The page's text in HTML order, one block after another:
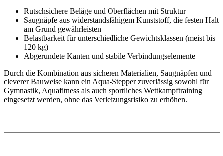
Rutschsichere Beläge und Oberflächen mit Struktur
Saugnäpfe aus widerstandsfähigem Kunststoff, die festen Halt
am Grund gewährleisten
Belastbarkeit für unterschiedliche Gewichtsklassen (meist bis
120 kg)
Abgerundete Kanten und stabile Verbindungselemente
Durch die Kombination aus sicheren Materialien, Saugnäpfen und
cleverer Bauweise kann ein Aqua-Stepper zuverlässig sowohl für
Gymnastik, Aquafitness als auch sportliches Wettkampftraining
eingesetzt werden, ohne das Verletzungsrisiko zu erhöhen.